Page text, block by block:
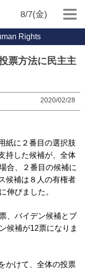
8/7(金)
Rights
票方法に民主主
2020/02/28
紙に２番目の選択肢
持した候補が、全体
合、２番目の候補に
候補は８人の有権者
伸びました。
、バイデン候補とブ
候補が12票になりま
かけて、全体の投票